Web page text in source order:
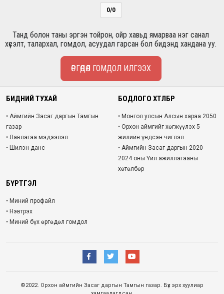
0/0
Танд болон таны эргэн тойрон, ойр хавьд ямарваа нэг санал
хүсэлт, талархал, гомдол, асуудал гарсан бол бидэнд хандана уу.
ӨРГӨДӨЛ ГОМДОЛ ИЛГЭЭХ
БИДНИЙ ТУХАЙ
• Аймгийн Засаг даргын Тамгын
газар
• Лавлагаа мэдээлэл
• Шилэн данс
БОДЛОГО ХӨТӨЛБӨР
• Монгол улсын Алсын хараа 2050
• Орхон аймгийг хөгжүүлэх 5
жилийн үндсэн чиглэл
• Аймгийн Засаг даргын 2020-
2024 оны Үйл ажиллагааны
хөтөлбөр
БҮРТГЭЛ
• Миний профайл
• Нэвтрэх
• Миний бүх өргөдөл гомдол
©2022. Орхон аймгийн Засаг даргын Тамгын газар. Бүх эрх хуулиар